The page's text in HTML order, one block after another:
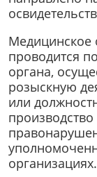
Медицинское
проводится
органа,
розыскную
или
организациях.